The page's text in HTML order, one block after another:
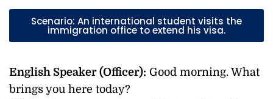
Scenario: An international student visits the
immigration office to extend his visa.
English Speaker (Officer): Good morning. What
brings you here today?